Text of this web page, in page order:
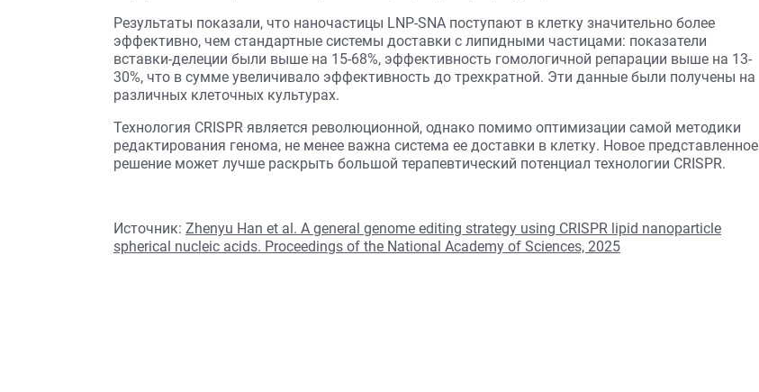
Результаты показали, что наночастицы LNP-SNA поступают в клетку значительно более
эффективно, чем стандартные системы доставки с липидными частицами: показатели
вставки-делеции были выше на 15-68%, эффективность гомологичной репарации выше на 13-
30%, что в сумме увеличивало эффективность до трехкратной. Эти данные были получены на
различных клеточных культурах.
Технология CRISPR является революционной, однако помимо оптимизации самой методики
редактирования генома, не менее важна система ее доставки в клетку. Новое представленное
решение может лучше раскрыть большой терапевтический потенциал технологии CRISPR.
Источник: Zhenyu Han et al. A general genome editing strategy using CRISPR lipid nanoparticle
spherical nucleic acids. Proceedings of the National Academy of Sciences, 2025